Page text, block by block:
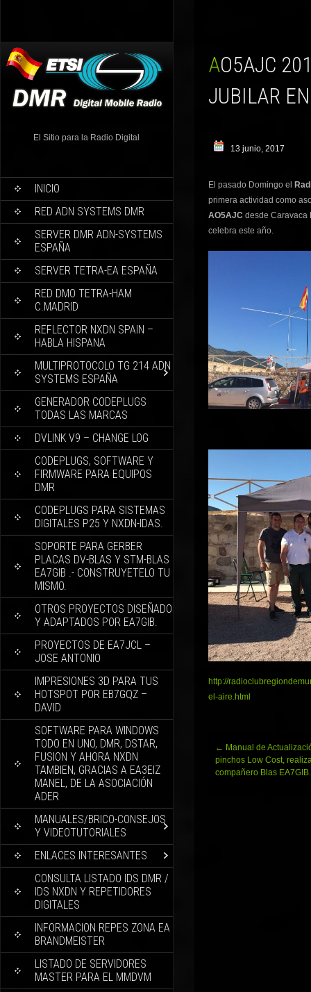
El Sitio para la Radio Digital
INICIO
RED ADN SYSTEMS DMR
SERVER DMR ADN-SYSTEMS
ESPAÑA
SERVER TETRA-EA ESPAÑA
RED DMO TETRA-HAM
C.MADRID
REFLECTOR NXDN SPAIN –
HABLA HISPANA
MULTIPROTOCOLO TG 214 ADN
SYSTEMS ESPAÑA
GENERADOR CODEPLUGS
TODAS LAS MARCAS
DVLINK V9 – CHANGE LOG
CODEPLUGS, SOFTWARE Y
FIRMWARE PARA EQUIPOS
DMR
CODEPLUGS PARA SISTEMAS
DIGITALES P25 Y NXDN-IDAS.
SOPORTE PARA GERBER
PLACAS DV-BLAS Y STM-BLAS
EA7GIB .- CONSTRUYETELO TU
MISMO.
OTROS PROYECTOS DISEÑADO
Y ADAPTADOS POR EA7GIB.
PROYECTOS DE EA7JCL –
JOSE ANTONIO
IMPRESIONES 3D PARA TUS
HOTSPOT POR EB7GQZ –
DAVID
SOFTWARE PARA WINDOWS
TODO EN UNO, DMR, DSTAR,
FUSION Y AHORA NXDN
TAMBIEN, GRACIAS A EA3EIZ
MANEL, DE LA ASOCIACIÓN
ADER
MANUALES/BRICO-CONSEJOS
Y VIDEOTUTORIALES
ENLACES INTERESANTES
CONSULTA LISTADO IDS DMR /
IDS NXDN Y REPETIDORES
DIGITALES
INFORMACION REPES ZONA EA
BRANDMEISTER
LISTADO DE SERVIDORES
MASTER PARA EL MMDVM
AO5AJC 2017 EN EL AIRE! – ACTIVACIÓN MOTIVO AÑO
JUBILAR
13 junio, 2017
El pasado Domingo el
primera actividad como
AO5AJC desde Caravaca
celebra este año.
http://
el-aire.html
Navegación
de
entradas
← Manual de
pinchos Low Cost,
compañero Blas EA7GIB.